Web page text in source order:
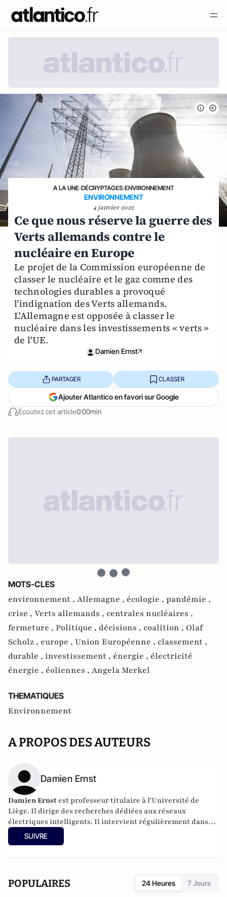
A LA UNE›DÉCRYPTAGES›ENVIRONNEMENT
ENVIRONNEMENT
4 janvier 2022
Ce que nous réserve la guerre des
Verts allemands contre le
nucléaire en Europe
Le projet de la Commission européenne de
classer le nucléaire et le gaz comme des
technologies durables a provoqué
l'indignation des Verts allemands.
L'Allemagne est opposée à classer le
nucléaire dans les investissements « verts »
de l'UE.
Damien Ernst
Écoutez cet article0:00min
PARTAGER CLASSER
Ajouter Atlantico en favori sur Google
MOTS-CLES
environnement , Allemagne , écologie , pandémie ,
crise , Verts allemands , centrales nucléaires ,
fermeture , Politique , décisions , coalition , Olaf
Scholz , europe , Union Européenne , classement ,
durable , investissement , énergie , électricité
énergie , éoliennes , Angela Merkel
THEMATIQUES
Environnement
A PROPOS DES AUTEURS
Damien Ernst
Damien Ernst est professeur titulaire à l'Université de
Liège. Il dirige des recherches dédiées aux réseaux
électriques intelligents. Il intervient régulièrement dans
les médias sur les sujets liés à l'énergie.
SUIVRE
POPULAIRES 24 Heures 7 Jours